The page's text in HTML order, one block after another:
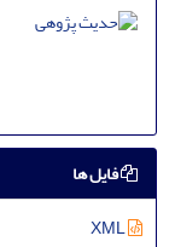
فایل ها